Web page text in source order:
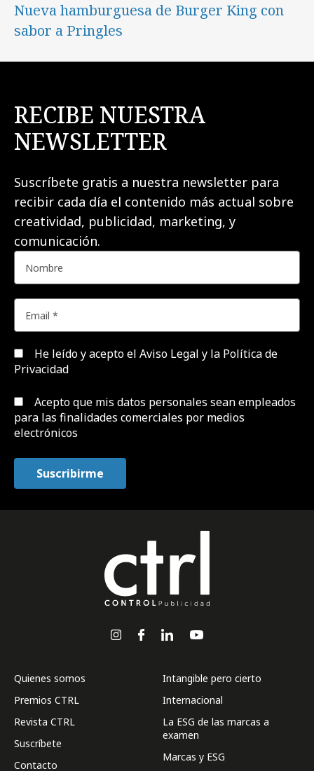
Nueva hamburguesa de Burger King con
sabor a Pringles
RECIBE NUESTRA
NEWSLETTER
Suscríbete gratis a nuestra newsletter para
recibir cada día el contenido más actual sobre
creatividad, publicidad, marketing, y
comunicación.
He leído y acepto el Aviso Legal y la Política de
Privacidad
Acepto que mis datos personales sean empleados
para las finalidades comerciales por medios
electrónicos
Quienes somos
Premios CTRL
Revista CTRL
Suscríbete
Contacto
Intangible pero cierto
Internacional
La ESG de las marcas a
examen
Marcas y ESG